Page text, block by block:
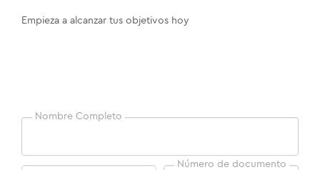
Empieza a alcanzar tus objetivos hoy
Nombre Completo
Número de documento